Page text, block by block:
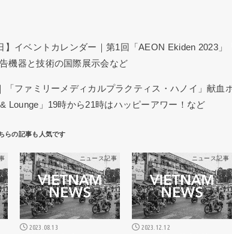
】イベントカレンダー｜第1回「AEON Ekiden 2023
機器と技術の国際展示会など
「ファミリーメディカルプラクティス・ハノイ」献血
Lounge」19時から21時はハッピーアワー！など
ニュース記事
2023.08.13
ニュース記事
2023.12.12